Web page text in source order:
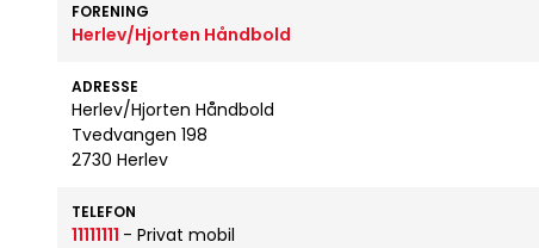
FORENING
Herlev/Hjorten Håndbold
ADRESSE
Herlev/Hjorten Håndbold
Tvedvangen 198
2730 Herlev
TELEFON
11111111 - Privat mobil